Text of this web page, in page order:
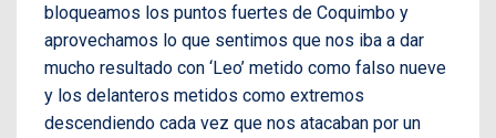
bloqueamos los puntos fuertes de Coquimbo y
aprovechamos lo que sentimos que nos iba a dar
mucho resultado con ‘Leo’ metido como falso nueve
y los delanteros metidos como extremos
descendiendo cada vez que nos atacaban por un